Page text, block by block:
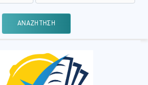
ΑΝΑΖΗΤΗΣΗ